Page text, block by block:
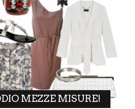
MEZZE MISURE!